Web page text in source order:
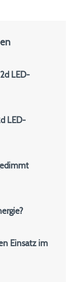
LED-
LED-
Einsatz im